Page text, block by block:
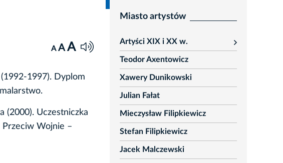
A A A
1997). Dyplom
(2000). Uczestniczka
Wojnie –
Miasto artystów
Artyści XIX i XX w.
rozwiń
Teodor Axentowicz
Xawery Dunikowski
Julian Fałat
Mieczysław Filipkiewicz
Stefan Filipkiewicz
Jacek Malczewski